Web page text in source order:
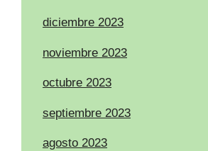
diciembre 2023
noviembre 2023
octubre 2023
septiembre 2023
agosto 2023